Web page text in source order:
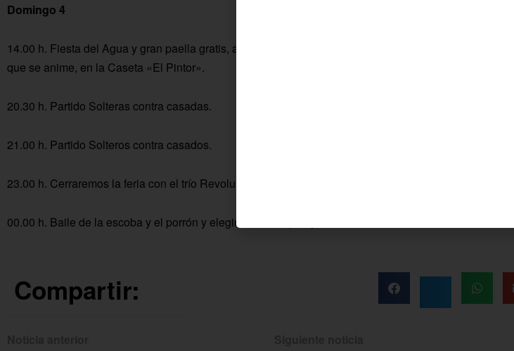
Domingo 4
14.00 h. Fiesta del Agua y gran paella gratis, amenizada con cante flamenco a cargo de La K-abra y del
que se anime, en la Caseta «El Pintor».
20.30 h. Partido Solteras contra casadas.
21.00 h. Partido Solteros contra casados.
23.00 h. Cerraremos la feria con el trío Revolushow.
00.00 h. Baile de la escoba y el porrón y elegiremos a la pareja más bailona.
Compartir: